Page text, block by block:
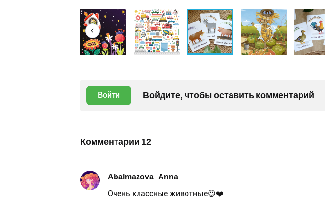
Войти Войдите, чтобы оставить комментарий
Комментарии 12
Abalmazova_Anna
Очень классные животные😍❤️